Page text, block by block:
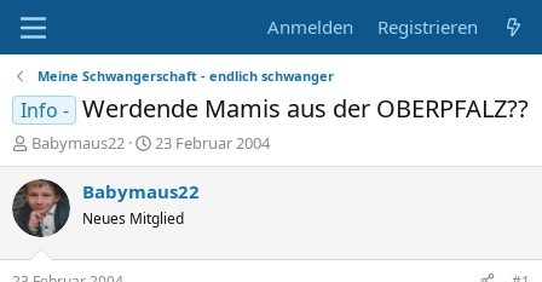
Anmelden Registrieren
Meine Schwangerschaft - endlich schwanger
Info - Werdende Mamis aus der OBERPFALZ??
E
r
s
t
e
Babymaus22
E
r
s
e
23 Februar 2004
Babymaus22
Neues Mitglied